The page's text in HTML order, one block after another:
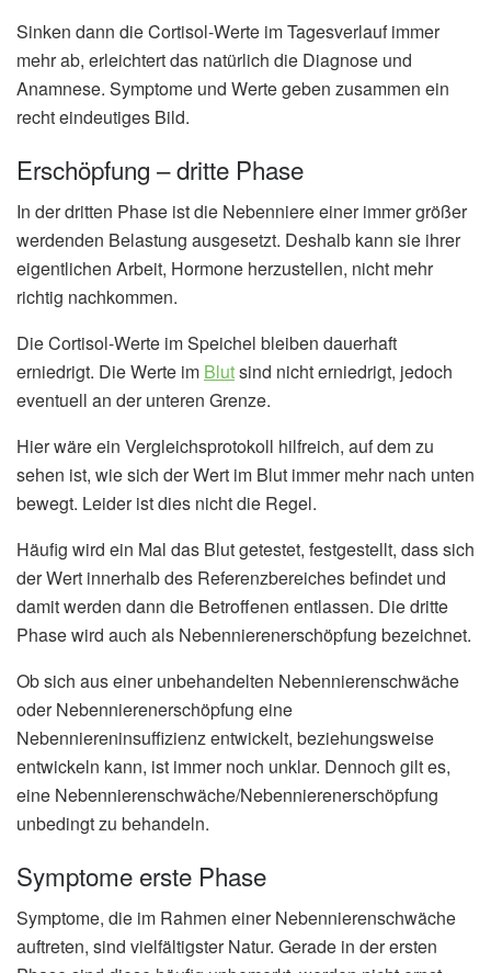
Sinken dann die Cortisol-Werte im Tagesverlauf immer
mehr ab, erleichtert das natürlich die Diagnose und
Anamnese. Symptome und Werte geben zusammen ein
recht eindeutiges Bild.
Erschöpfung – dritte Phase
In der dritten Phase ist die Nebenniere einer immer größer
werdenden Belastung ausgesetzt. Deshalb kann sie ihrer
eigentlichen Arbeit, Hormone herzustellen, nicht mehr
richtig nachkommen.
Die Cortisol-Werte im Speichel bleiben dauerhaft
erniedrigt. Die Werte im Blutsind nicht erniedrigt, jedoch
eventuell an der unteren Grenze.
Hier wäre ein Vergleichsprotokoll hilfreich, auf dem zu
sehen ist, wie sich der Wert im Blut immer mehr nach unten
bewegt. Leider ist dies nicht die Regel.
Häufig wird ein Mal das Blut getestet, festgestellt, dass sich
der Wert innerhalb des Referenzbereiches befindet und
damit werden dann die Betroffenen entlassen. Die dritte
Phase wird auch als Nebennierenerschöpfung bezeichnet.
Ob sich aus einer unbehandelten Nebennierenschwäche
oder Nebennierenerschöpfung eine
Nebenniereninsuffizienz entwickelt, beziehungsweise
entwickeln kann, ist immer noch unklar. Dennoch gilt es,
eine Nebennierenschwäche/Nebennierenerschöpfung
unbedingt zu behandeln.
Symptome erste Phase
Symptome, die im Rahmen einer Nebennierenschwäche
auftreten, sind vielfältigster Natur. Gerade in der ersten